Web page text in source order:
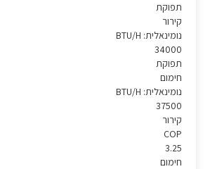
תפוקת
קירור
נומינאלית: BTU/H
34000
תפוקת
חימום
נומינאלית: BTU/H
37500
קירור
COP
3.25
חימום